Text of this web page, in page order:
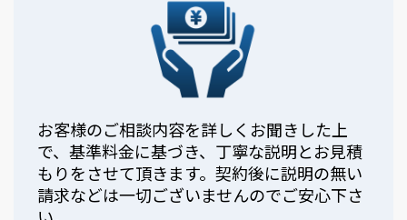
お客様のご相談内容を詳しくお聞きした上
で、基準料金に基づき、丁寧な説明とお見積
もりをさせて頂きます。契約後に説明の無い
請求などは一切ございませんのでご安心下さ